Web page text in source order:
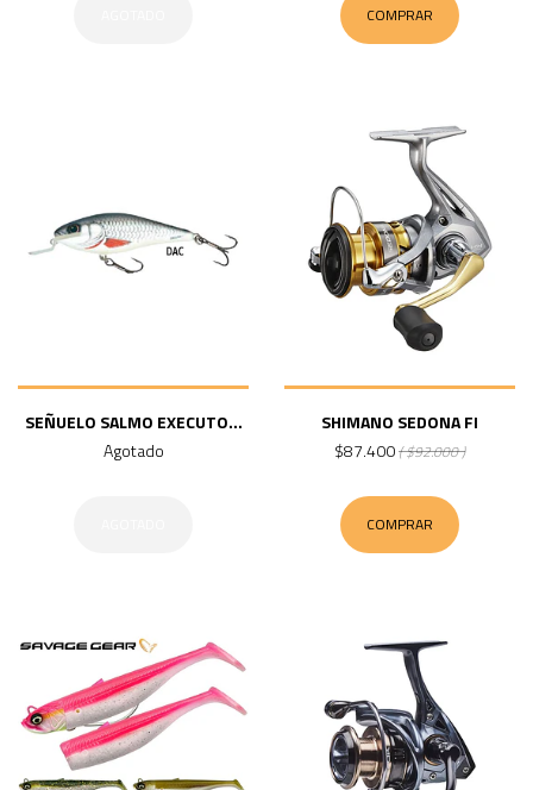
COMPRAR
SEÑUELO SALMO EXECUTO...
Agotado
SHIMANO SEDONA FI
$87.400( $92.000 )
COMPRAR